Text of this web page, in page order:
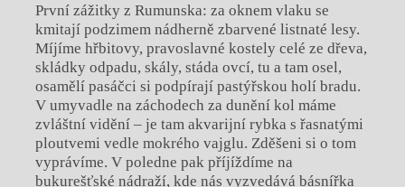
První zážitky z Rumunska: za oknem vlaku se
kmitají podzimem nádherně zbarvené listnaté lesy.
Míjíme hřbitovy, pravoslavné kostely celé ze dřeva,
skládky odpadu, skály, stáda ovcí, tu a tam osel,
osamělí pasáčci si podpírají pastýřskou holí bradu.
V umyvadle na záchodech za dunění kol máme
zvláštní vidění – je tam akvarijní rybka s řasnatými
ploutvemi vedle mokrého vajglu. Zděšeni si o tom
vyprávíme. V poledne pak příjíždíme na
bukurešťské nádraží, kde nás vyzvedává básnířka